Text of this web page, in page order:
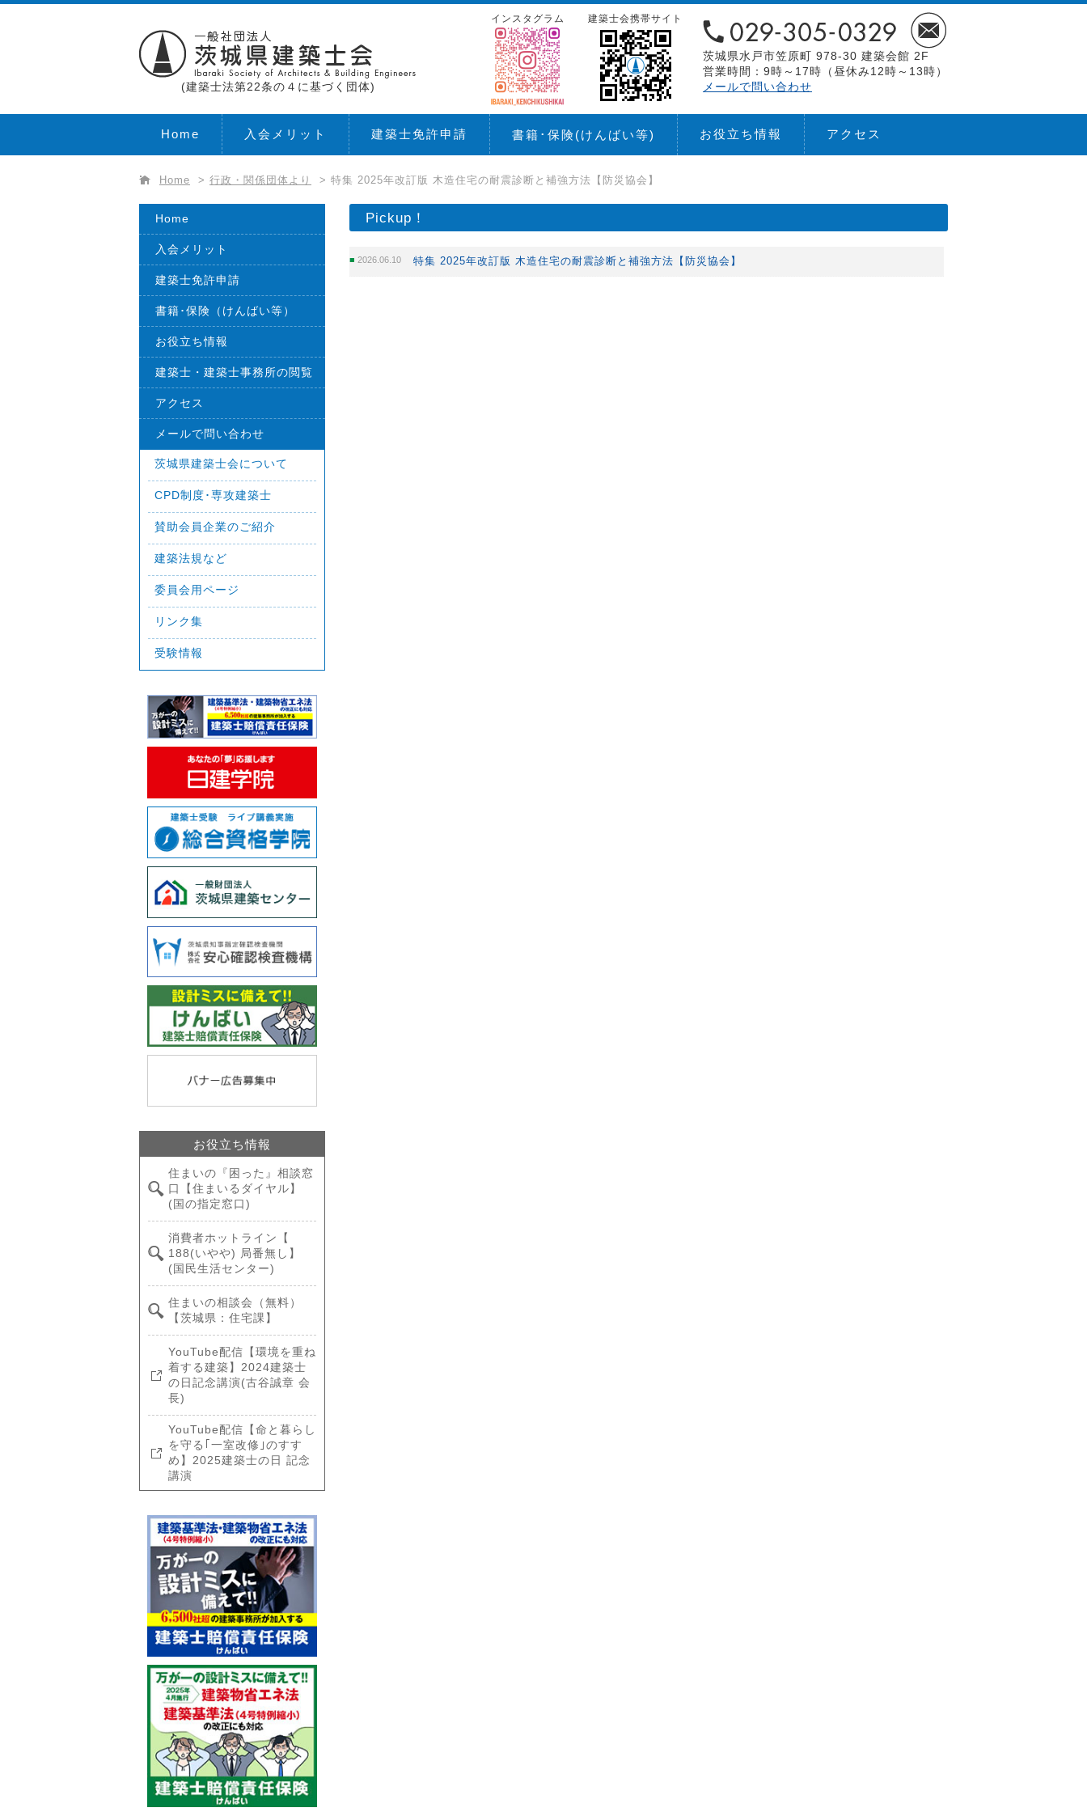
(建築士法第22条の４に基づく団体)
茨城県水戸市笠原町 978-30 建築会館 2F
営業時間：9時～17時（昼休み12時～13時）
メールで問い合わせ
建築士会携帯サイト
インスタグラム
Home 入会メリット 建築士免許申請 書籍･保険(けんばい等) お役立ち情報 アクセス
Home > 行政・関係団体より > 特集 2025年改訂版 木造住宅の耐震診断と補強方法【防災協会】
Pickup！
2026.06.10 特集 2025年改訂版 木造住宅の耐震診断と補強方法【防災協会】
Home
入会メリット
建築士免許申請
書籍･保険（けんばい等）
お役立ち情報
建築士・建築士事務所の閲覧
アクセス
メールで問い合わせ
茨城県建築士会について
CPD制度･専攻建築士
賛助会員企業のご紹介
建築法規など
委員会用ページ
リンク集
受験情報
お役立ち情報
住まいの『困った』相談窓
口【住まいるダイヤル】
(国の指定窓口)
消費者ホットライン【
188(いやや) 局番無し】
(国民生活センター)
住まいの相談会（無料）
【茨城県：住宅課】
YouTube配信【環境を重ね
着する建築】2024建築士
の日記念講演(古谷誠章 会
長)
YouTube配信【命と暮らし
を守る｢一室改修｣のすす
め】2025建築士の日 記念
講演